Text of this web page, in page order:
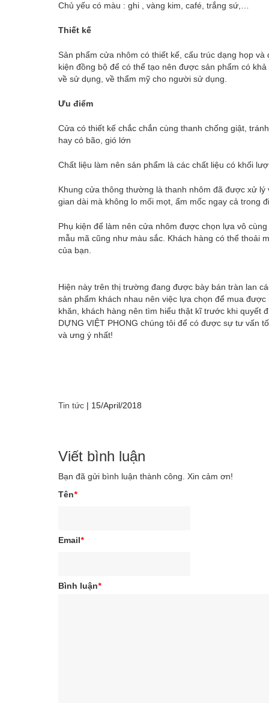
Chủ yếu có màu : ghi , vàng kim, café, trắng sứ,…
Thiết kế
Sản phẩm cửa nhôm có thiết kế, cấu trúc dạng họp
kiện đồng bộ để có thể tạo nên được sản phẩm có
về sử dụng, về thẩm mỹ cho người sử dụng.
Ưu điểm
Cửa có thiết kế chắc chắn cùng thanh chống giật,
hay có bão, gió lớn
Chất liệu làm nên sản phẩm là các chất liệu có khối
Khung cửa thông thường là thanh nhôm đã được xử
gian dài mà không lo mối mọt, ẩm mốc ngay cả trong
Phụ kiện để làm nên cửa nhôm được chọn lựa vô
mẫu mã cũng như màu sắc. Khách hàng có thể thoải
của bạn.
Hiện này trên thị trường đang được bày bán tràn lan
sản phẩm khách nhau nên việc lựa chọn để mua
khăn, khách hàng nên tìm hiểu thật kĩ trước khi quyết
DỰNG VIỆT PHONG chúng tôi để có được sự tư vấn
và ưng ý nhất!
Tin tức | 15/April/2018
Viết bình luận
Bạn đã gửi bình luận thành công. Xin cảm ơn!
Tên*
Email*
Bình luận*